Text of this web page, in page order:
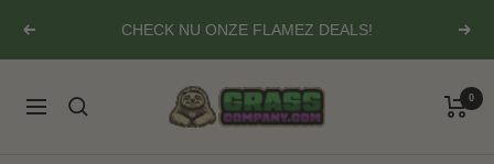
zum
Inhalt
Zurück CHECK NU ONZE FLAMEZ DEALS!
Navigation
Grasscompany.com 0